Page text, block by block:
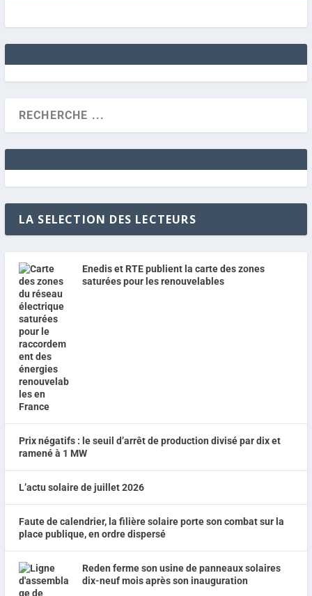
LA SELECTION DES LECTEURS
Enedis et RTE publient la carte des zones
saturées pour les renouvelables
Prix négatifs : le seuil d’arrêt de production divisé par dix et
ramené à 1 MW
L’actu solaire de juillet 2026
Faute de calendrier, la filière solaire porte son combat sur la
place publique, en ordre dispersé
Reden ferme son usine de panneaux solaires
dix-neuf mois après son inauguration